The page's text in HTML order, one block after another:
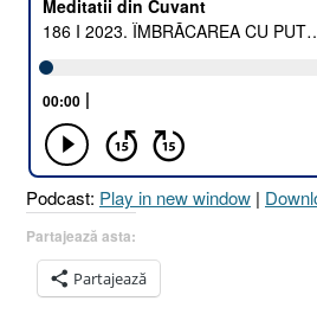
CU
Împărați
2.8–
Podcast: Play in new window |
Partajează asta:
Partajează